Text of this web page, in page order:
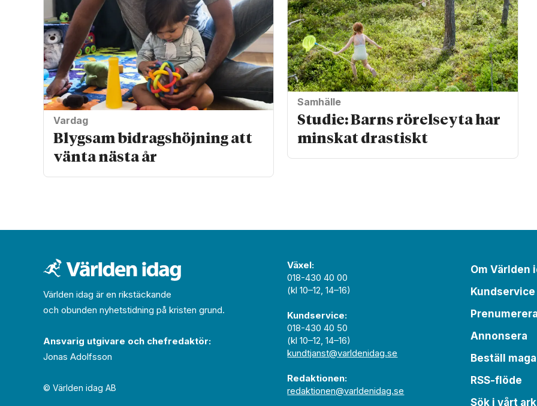
Vardag
Blygsam bidrags­höjning att
vänta nästa år
Samhälle
Studie: Barns rörelseyta har
minskat drastiskt
Världen idag är en rikstäckande
och obunden nyhets­­­tidning på kristen grund.
Ansvarig utgivare och chef­redaktör:
Jonas Adolfsson
© Världen idag AB
Växel:
018-430 40 00
(kl 10–12, 14–16)
Kundservice:
018-430 40 50
(kl 10–12, 14–16)
kundtjanst@varldenidag.se
Redaktionen:
redaktionen@varldenidag.se
Om Världen
Kundservice
Annonsera
Beställ
RSS-flöde
Sök i vårt